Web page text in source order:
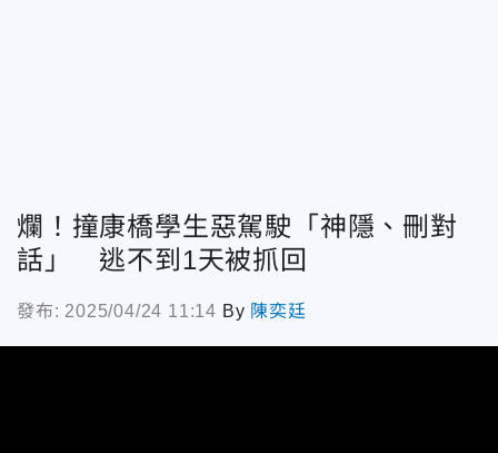
爛！撞康橋學生惡駕駛「神隱、刪對
話」 逃不到1天被抓回
發布: 2025/04/24 11:14 By 陳奕廷